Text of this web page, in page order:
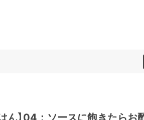
ん】04：ソースに飽きたらお